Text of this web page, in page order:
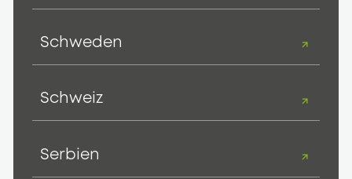
Schweden
Schweiz
Serbien